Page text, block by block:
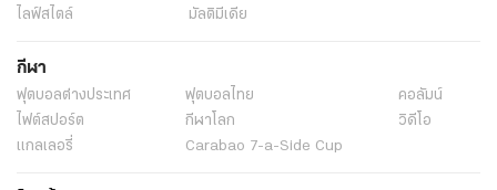
ไลฟ์สไตล์
มัลติมีเดีย
กีฬา
ฟุตบอลต่่างประเทศ ฟุตบอลไทย
คอลัมน์
ไฟต์สปอร์ต
กีฬาโลก
วิดีโอ
แกลเลอรี่
Carabao 7-a-Side Cup